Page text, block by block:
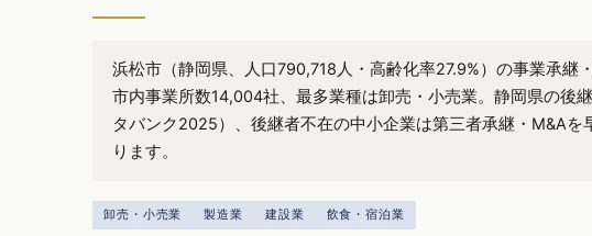
浜松市（静岡県、人口790,718人・高齢化率27.9%）の事業承継
市内事業所数14,004社、最多業種は卸売・小売業。静岡県の後
タバンク2025）、後継者不在の中小企業は第三者承継・M&Aを
ります。
卸売・小売業 製造業 建設業 飲食・宿泊業